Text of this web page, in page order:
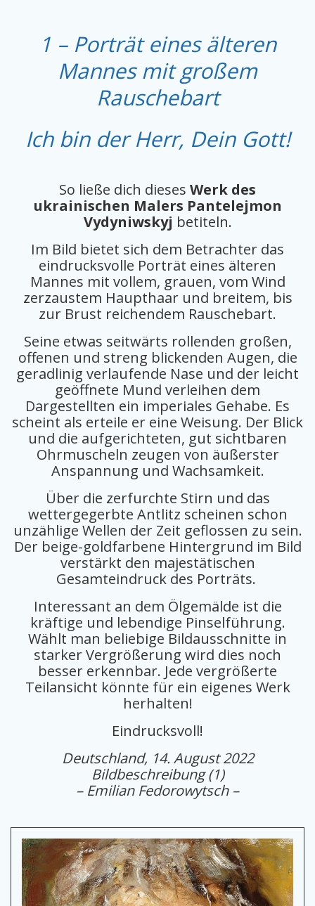
1 – Porträt eines älteren
Mannes mit großem
Rauschebart
Ich bin der Herr, Dein Gott!
So ließe dich dieses Werk des
ukrainischen Malers Pantelejmon
Vydyniwskyj betiteln.
Im Bild bietet sich dem Betrachter das
eindrucksvolle Porträt eines älteren
Mannes mit vollem, grauen, vom Wind
zerzaustem Haupthaar und breitem, bis
zur Brust reichendem Rauschebart.
Seine etwas seitwärts rollenden großen,
offenen und streng blickenden Augen, die
geradlinig verlaufende Nase und der leicht
geöffnete Mund verleihen dem
Dargestellten ein imperiales Gehabe. Es
scheint als erteile er eine Weisung. Der Blick
und die aufgerichteten, gut sichtbaren
Ohrmuscheln zeugen von äußerster
Anspannung und Wachsamkeit.
Über die zerfurchte Stirn und das
wettergegerbte Antlitz scheinen schon
unzählige Wellen der Zeit geflossen zu sein.
Der beige-goldfarbene Hintergrund im Bild
verstärkt den majestätischen
Gesamteindruck des Porträts.
Interessant an dem Ölgemälde ist die
kräftige und lebendige Pinselführung.
Wählt man beliebige Bildausschnitte in
starker Vergrößerung wird dies noch
besser erkennbar. Jede vergrößerte
Teilansicht könnte für ein eigenes Werk
herhalten!
Eindrucksvoll!
Deutschland, 14. August 2022
Bildbeschreibung (1)
– Emilian Fedorowytsch –